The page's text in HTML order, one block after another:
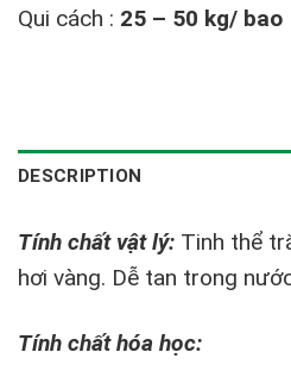
Qui cách : 25 – 50 kg/ bao
DESCRIPTION
Tính chất vật lý: Tinh thể
hơi vàng. Dễ tan trong
Tính chất hóa học: